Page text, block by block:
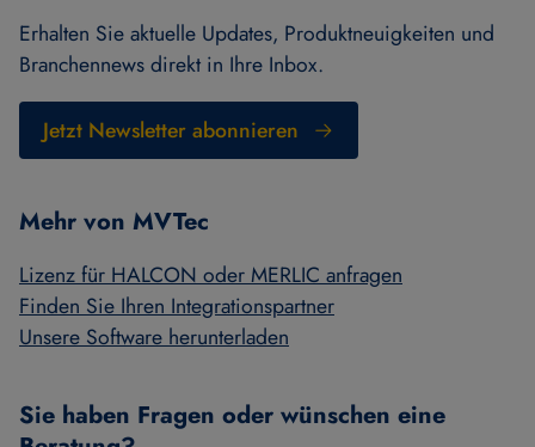
Erhalten Sie aktuelle Updates, Produktneuigkeiten und
Branchennews direkt in Ihre Inbox.
Jetzt Newsletter abonnieren
Mehr von MVTec
Lizenz für HALCON oder MERLIC anfragen
Finden Sie Ihren Integrationspartner
Unsere Software herunterladen
Sie haben Fragen oder wünschen eine